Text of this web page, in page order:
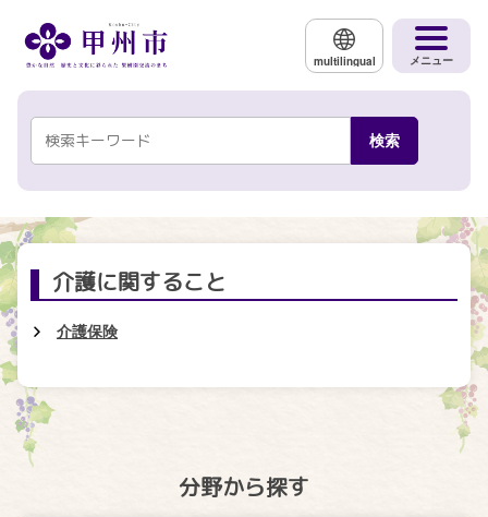
multilingual メニュー
介護に関すること
介護保険
分野から探す